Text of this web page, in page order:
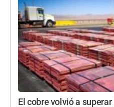
El cobre volvió a